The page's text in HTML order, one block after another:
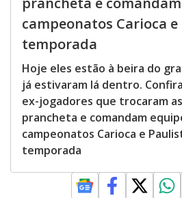
campeonatos Carioca
temporada
Hoje eles estão à beira do
já estivaram lá dentro.
ex-jogadores que trocaram
prancheta e comandam
campeonatos Carioca e
temporada